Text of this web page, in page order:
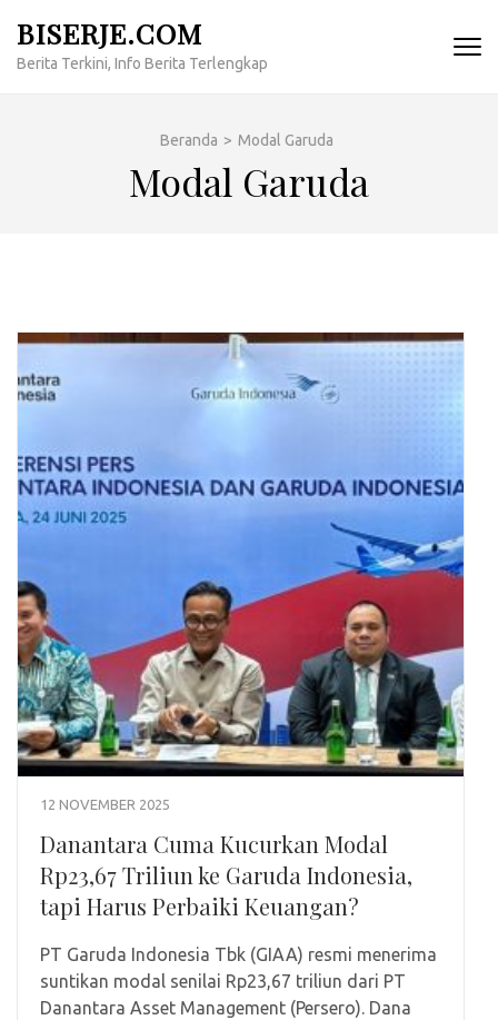
konten
BISERJE.COM
Berita Terkini, Info Berita Terlengkap
Beranda > Modal Garuda
Modal Garuda
12 NOVEMBER 2025
Danantara Cuma Kucurkan Modal
Rp23,67 Triliun ke Garuda Indonesia,
tapi Harus Perbaiki Keuangan?
PT Garuda Indonesia Tbk (GIAA) resmi menerima
suntikan modal senilai Rp23,67 triliun dari PT
Danantara Asset Management (Persero). Dana